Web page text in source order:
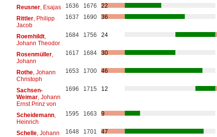
Reusner, Esajas 1636 1676
22
Rittler, Philipp
Jacob
1637 1690 36
Roemhildt,
Johann Theodor
1684 1756 24
Rosenmüller,
Johann
1617 1684 30
Rothe, Johann
Christoph
1653 1700 46
Sachsen-
Weimar, Johann
Ernst Prinz von
1696 1715 12
Scheidemann,
Heinrich
1595 1663 9
Schelle, Johann 1648 1701
47